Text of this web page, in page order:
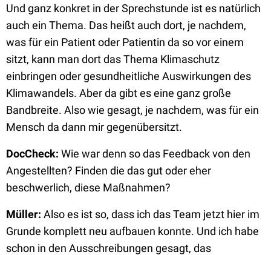
Und ganz konkret in der Sprechstunde ist es natürlich
auch ein Thema. Das heißt auch dort, je nachdem,
was für ein Patient oder Patientin da so vor einem
sitzt, kann man dort das Thema Klimaschutz
einbringen oder gesundheitliche Auswirkungen des
Klimawandels. Aber da gibt es eine ganz große
Bandbreite. Also wie gesagt, je nachdem, was für ein
Mensch da dann mir gegenübersitzt.
DocCheck: Wie war denn so das Feedback von den
Angestellten? Finden die das gut oder eher
beschwerlich, diese Maßnahmen?
Müller: Also es ist so, dass ich das Team jetzt hier im
Grunde komplett neu aufbauen konnte. Und ich habe
schon in den Ausschreibungen gesagt, das